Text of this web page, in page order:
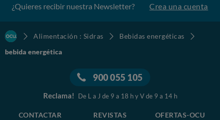
¿Quieres recibir nuestra Newsletter? Crea una cuenta
Alimentación : Sidras
Bebidas energéticas
bebida energética
900 055 105
Reclama! De L a J de 9 a 18 h y V de 9 a 14 h
CONTACTAR REVISTAS OFERTAS-OCU